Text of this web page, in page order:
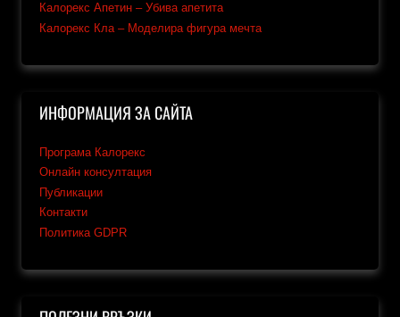
Калорекс Апетин – Убива апетита
Калорекс Кла – Моделира фигура мечта
ИНФОРМАЦИЯ ЗА САЙТА
Програма Калорекс
Онлайн консултация
Публикации
Контакти
Политика GDPR